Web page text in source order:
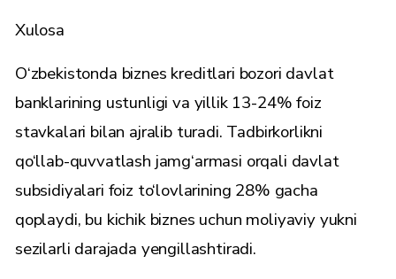
Xulosa
O‘zbekistonda biznes kreditlari bozori davlat
banklarining ustunligi va yillik 13-24% foiz
stavkalari bilan ajralib turadi. Tadbirkorlikni
qo‘llab-quvvatlash jamg‘armasi orqali davlat
subsidiyalari foiz to‘lovlarining 28% gacha
qoplaydi, bu kichik biznes uchun moliyaviy yukni
sezilarli darajada yengillashtiradi.